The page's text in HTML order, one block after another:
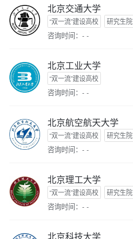
北京交通大学
“双一流”建设高校 研究生院
咨询时间：- -
北京工业大学
“双一流”建设高校
咨询时间：- -
北京航空航天大学
“双一流”建设高校 研究生院
咨询时间：- -
北京理工大学
“双一流”建设高校 研究生院
咨询时间：- -
北京科技大学